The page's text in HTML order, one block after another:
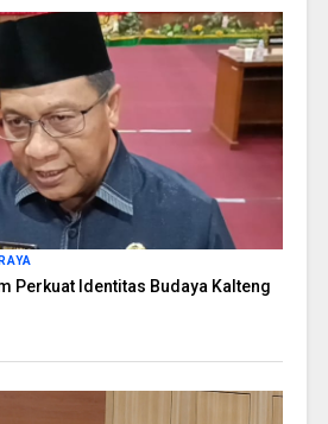
Perkuat Identitas Budaya Kalteng